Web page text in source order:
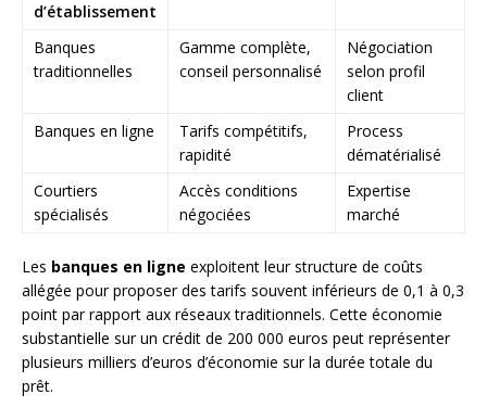
d’établissement
Banques
traditionnelles
Gamme complète,
conseil personnalisé
Négociation
selon profil
client
Banques en ligne
Tarifs compétitifs,
rapidité
Process
dématérialisé
Courtiers
spécialisés
Accès conditions
négociées
Expertise
marché
Les banques en ligne exploitent leur structure de coûts
allégée pour proposer des tarifs souvent inférieurs de 0,1 à 0,3
point par rapport aux réseaux traditionnels. Cette économie
substantielle sur un crédit de 200 000 euros peut représenter
plusieurs milliers d’euros d’économie sur la durée totale du
prêt.